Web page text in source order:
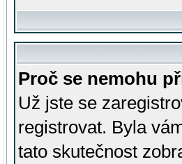
Proč se nemohu
Už jste se
registrovat. Byla
tato skutečnost